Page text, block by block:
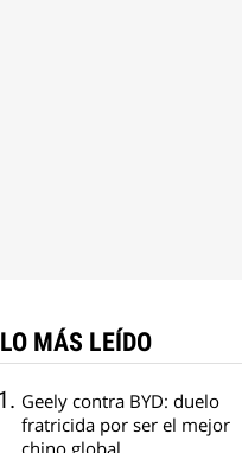
LO MÁS LEÍDO
Geely contra BYD: duelo
fratricida por ser el mejor